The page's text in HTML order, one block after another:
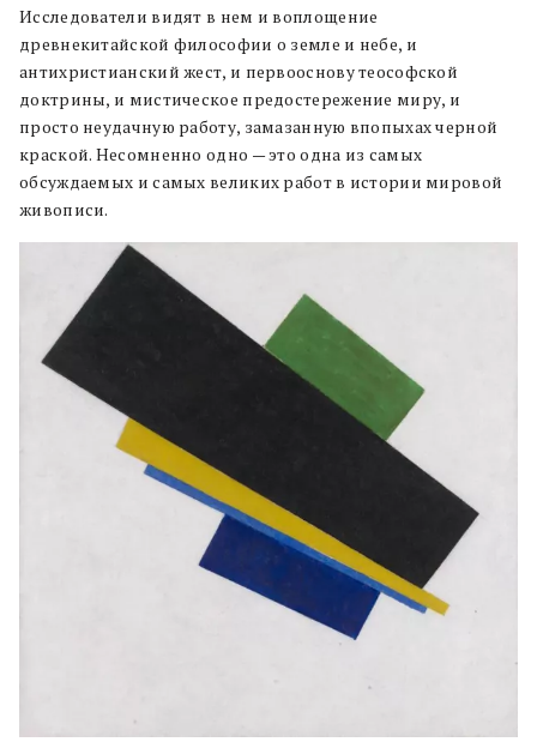
Исследователи видят в нем и воплощение
древнекитайской философии о земле и небе, и
антихристианский жест, и первооснову теософской
доктрины, и мистическое предостережение миру, и
просто неудачную работу, замазанную впопыхах черной
краской. Несомненно одно — это одна из самых
обсуждаемых и самых великих работ в истории мировой
живописи.